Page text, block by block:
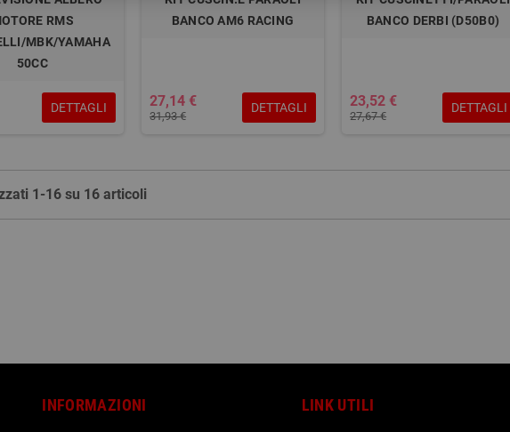
RMS
MBK/YAMAHA
50CC
DETTAGLI
BANCO AM6 RACING
27,14 €
31,93 €
DETTAGLI
BANCO DERBI (D50B0)
23,52 €
27,67 €
DETTAGLI
1-16 su 16 articoli
LINK UTILI
INFORMAZIONI